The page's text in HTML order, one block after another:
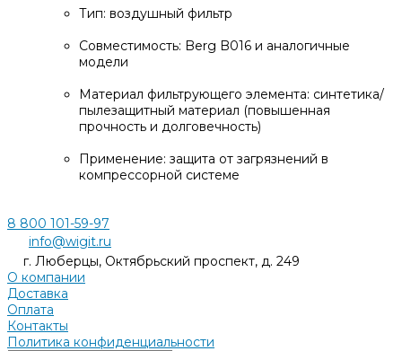
Тип: воздушный фильтр
Совместимость: Berg B016 и аналогичные
модели
Материал фильтрующего элемента: синтетика/
пылезащитный материал (повышенная
прочность и долговечность)
Применение: защита от загрязнений в
компрессорной системе
8 800 101-59-97
info@wigit.ru
г. Люберцы, Октябрьский проспект, д. 249
О компании
Доставка
Оплата
Контакты
Политика конфиденциальности